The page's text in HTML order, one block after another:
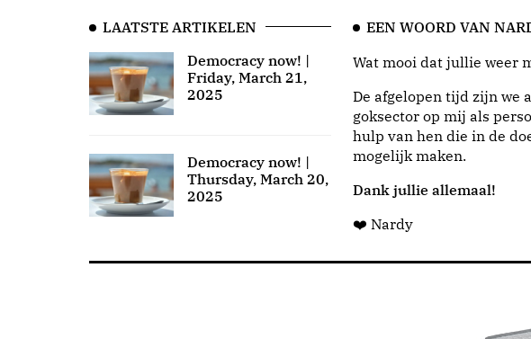
LAATSTE ARTIKELEN
Democracy now! |
Friday, March 21,
2025
Democracy now! |
Thursday, March 20,
2025
EEN WOORD VAN
Wat mooi dat jullie weer
De afgelopen tijd zijn we
goksector op mij als
hulp van hen die in de
mogelijk maken.
Dank jullie allemaal!
❤️ Nardy